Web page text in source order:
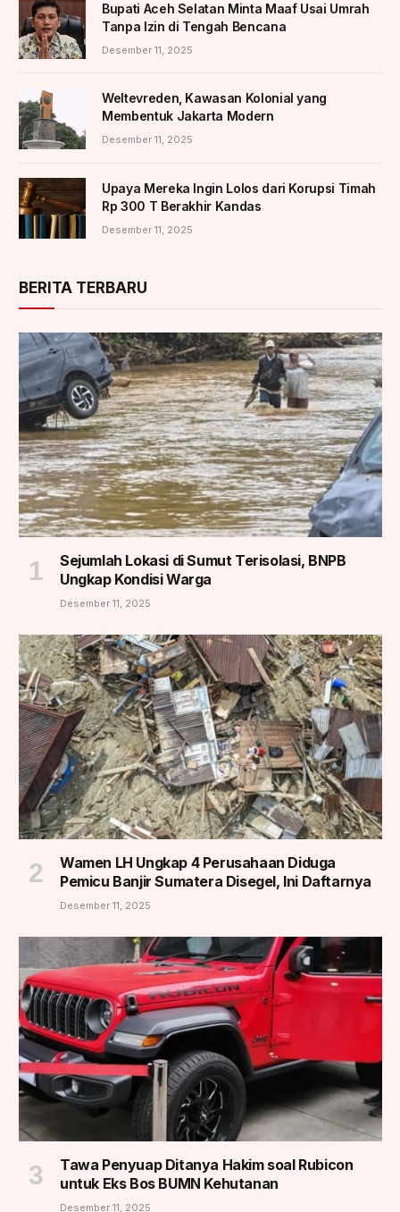
Bupati Aceh Selatan Minta Maaf Usai Umrah
Tanpa Izin di Tengah Bencana
Desember 11, 2025
Weltevreden, Kawasan Kolonial yang
Membentuk Jakarta Modern
Desember 11, 2025
Upaya Mereka Ingin Lolos dari Korupsi Timah
Rp 300 T Berakhir Kandas
Desember 11, 2025
BERITA TERBARU
Sejumlah Lokasi di Sumut Terisolasi, BNPB
Ungkap Kondisi Warga
Desember 11, 2025
Wamen LH Ungkap 4 Perusahaan Diduga
Pemicu Banjir Sumatera Disegel, Ini Daftarnya
Desember 11, 2025
Tawa Penyuap Ditanya Hakim soal Rubicon
untuk Eks Bos BUMN Kehutanan
Desember 11, 2025